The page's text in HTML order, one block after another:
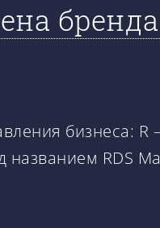
бизнеса:
RDS